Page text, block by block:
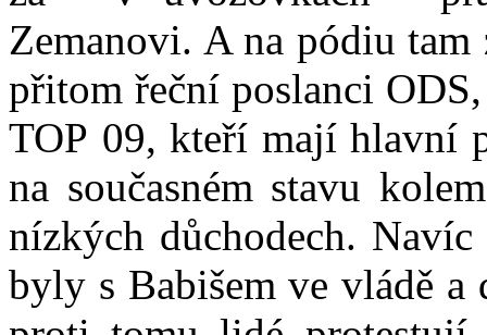
Zemanovi. A na pódiu tam
přitom řeční poslanci
TOP 09, kteří mají hlavní
na současném stavu
nízkých důchodech.
byly s Babišem ve vládě